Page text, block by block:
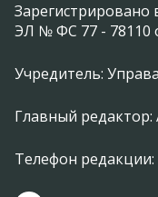
ЭЛ № ФС 77 - 78110
Учредитель:
Главный
Телефон редакции: